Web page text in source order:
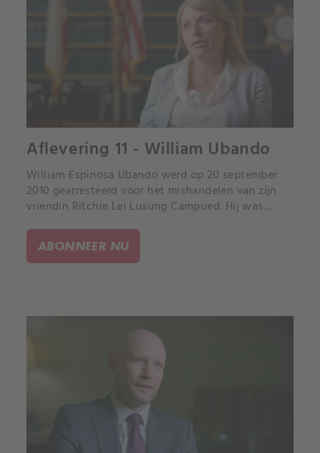
Aflevering 11 - William Ubando
William Espinosa Ubando werd op 20 september
2010 gearresteerd voor het mishandelen van zijn
vriendin Ritchie Lei Lusung Campued. Hij was
ze weg wilde.
ABONNEER NU